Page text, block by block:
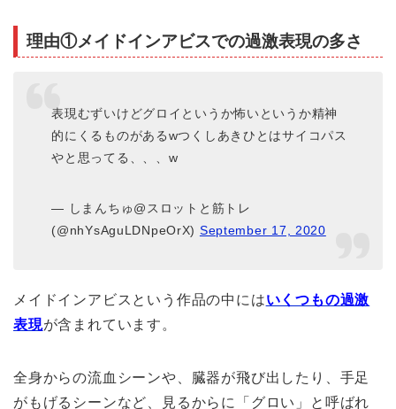
理由①メイドインアビスでの過激表現の多さ
表現むずいけどグロイというか怖いというか精神
的にくるものがあるwつくしあきひとはサイコパス
やと思ってる、、、w
— しまんちゅ@スロットと筋トレ
(@nhYsAguLDNpeOrX) September 17, 2020
メイドインアビスという作品の中にはいくつもの過激
表現が含まれています。
全身からの流血シーンや、臓器が飛び出したり、手足
がもげるシーンなど、見るからに「グロい」と呼ばれ